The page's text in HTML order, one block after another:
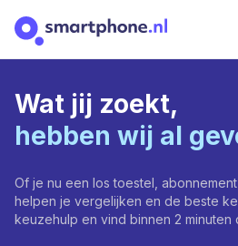
Wat jij zoekt,
hebben wij al
Of je nu een los toestel,
helpen je vergelijken en de beste
keuzehulp en vind binnen 2 minuten